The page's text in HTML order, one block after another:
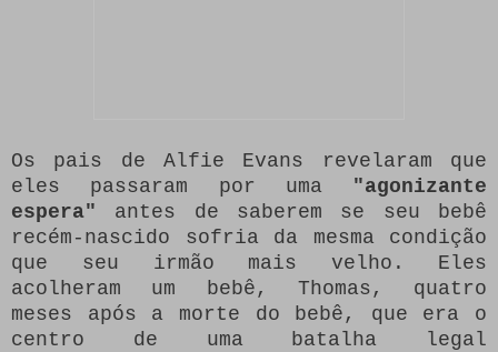
Os pais de Alfie Evans revelaram que
eles passaram por uma "agonizante
espera" antes de saberem se seu bebê
recém-nascido sofria da mesma condição
que seu irmão mais velho.
Eles
acolheram um bebê, Thomas, quatro
meses após a morte do bebê, que era o
centro de uma batalha legal